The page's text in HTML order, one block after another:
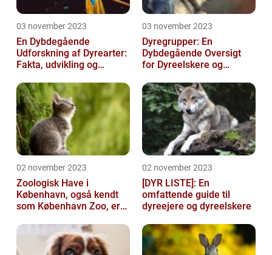
03 november 2023
En Dybdegående
Udforskning af Dyrearter:
Fakta, udvikling og
03 november 2023
Dyregrupper: En
Dybdegående Oversigt
for Dyreelskere og
02 november 2023
Zoologisk Have i
København, også kendt
som København Zoo, er
og mest populære ...
02 november 2023
[DYR LISTE]: En
omfattende guide til
dyreejere og dyreelskere